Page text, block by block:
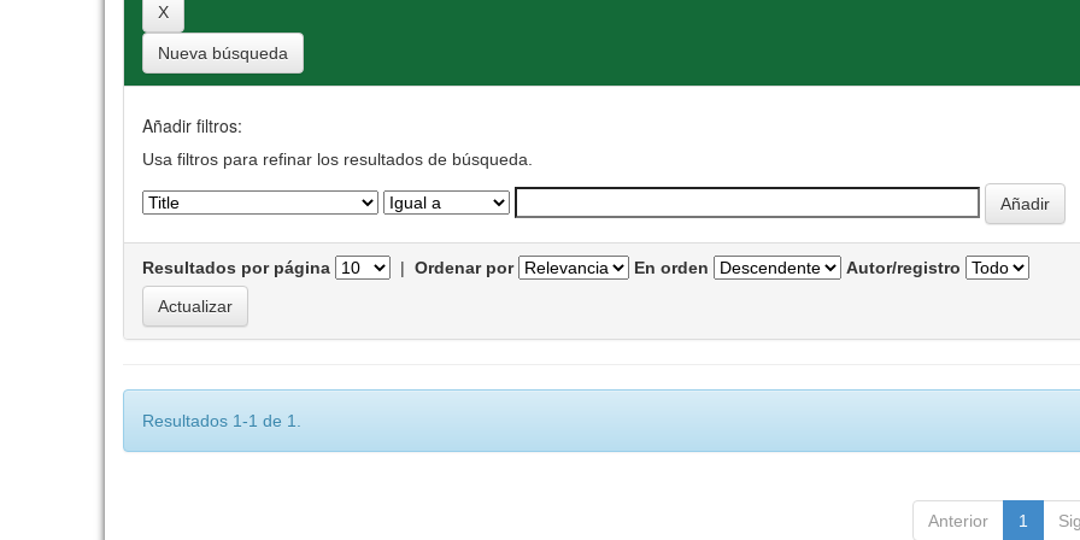
Nueva búsqueda
Añadir filtros:
Usa filtros para refinar los resultados de búsqueda.
Resultados por página | Ordenar por En orden Autor/registro
Resultados 1-1 de 1.
Anterior 1